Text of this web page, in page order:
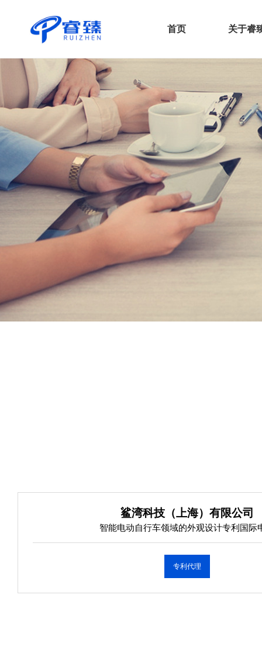
首页 关于睿
鲨湾科技（上海）有限公司
智能电动自行车领域的外观设计专利国际
专利代理